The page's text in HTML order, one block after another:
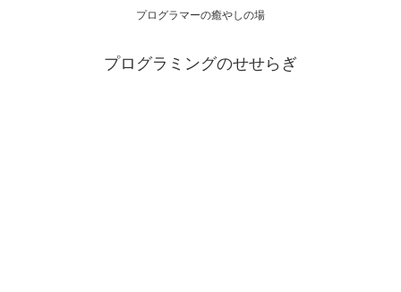
プログラマーの癒やしの場
プログラミングのせせらぎ